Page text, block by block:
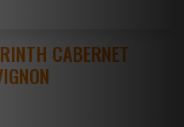
CABERNET